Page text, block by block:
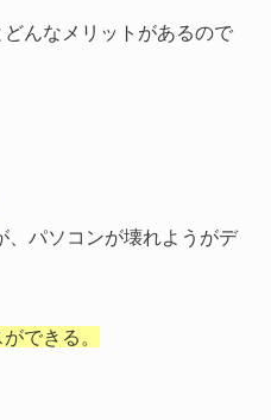
んなメリットがあるので
、パソコンが壊れようがデ
できる。